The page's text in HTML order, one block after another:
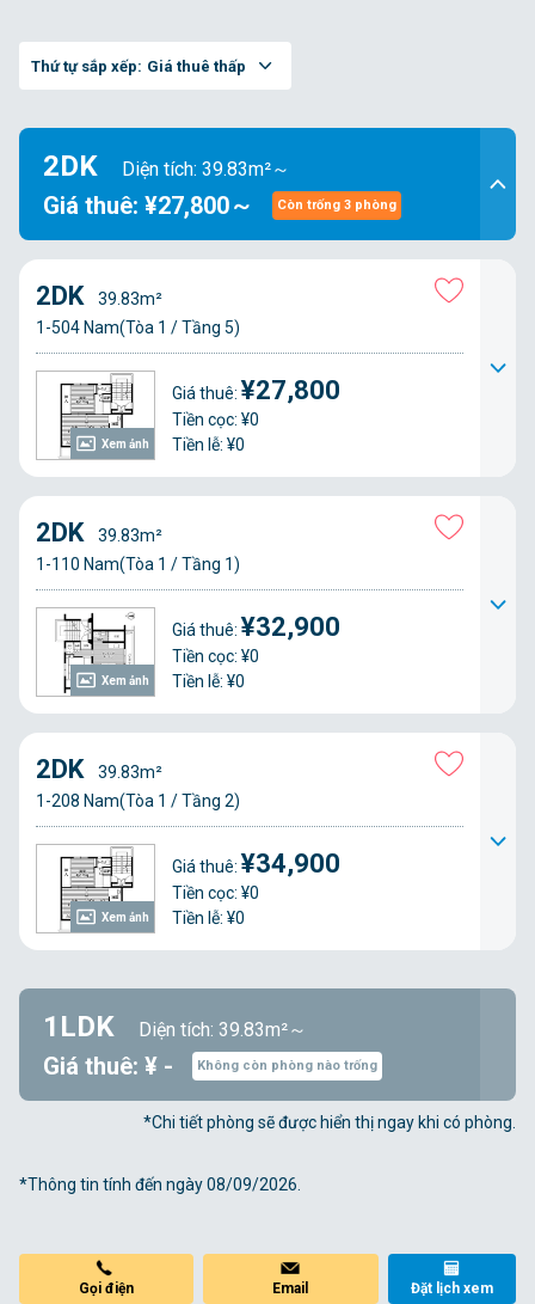
Thứ tự sắp xếp: Giá thuê thấp
2DK Diện tích: 39.83m²～
Giá thuê: ¥27,800～ Còn trống 3 phòng
Xem ảnh
2DK
39.83m²
1-504 Nam(Tòa 1 / Tầng 5)
Giá thuê: ¥27,800
Tiền cọc: ¥0
Tiền lễ: ¥0
Xem ảnh
2DK
39.83m²
1-110 Nam(Tòa 1 / Tầng 1)
Giá thuê: ¥32,900
Tiền cọc: ¥0
Tiền lễ: ¥0
Xem ảnh
2DK
39.83m²
1-208 Nam(Tòa 1 / Tầng 2)
Giá thuê: ¥34,900
Tiền cọc: ¥0
Tiền lễ: ¥0
1LDK Diện tích: 39.83m²～
Giá thuê: ¥ - Không còn phòng nào trống
*Chi tiết phòng sẽ được hiển thị ngay khi có phòng.
*Thông tin tính đến ngày 08/09/2026.
Gọi điện Email Đặt lịch xem